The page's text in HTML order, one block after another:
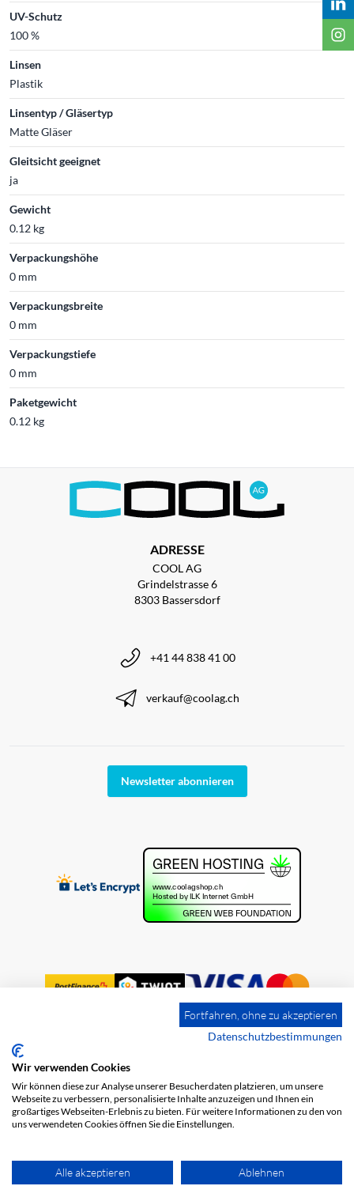
UV-Schutz
100 %
Linsen
Plastik
Linsentyp / Gläsertyp
Matte Gläser
Gleitsicht geeignet
ja
Gewicht
0.12 kg
Verpackungshöhe
0 mm
Verpackungsbreite
0 mm
Verpackungstiefe
0 mm
Paketgewicht
0.12 kg
ADRESSE
COOL AG
Grindelstrasse 6
8303 Bassersdorf
+41 44 838 41 00
verkauf@coolag.ch
Newsletter abonnieren
Impressum
Datenschutz
Fortfahren, ohne zu akzeptieren
Datenschutzbestimmungen
Wir verwenden Cookies
Wir können diese zur Analyse unserer Besucherdaten platzieren, um unsere
Webseite zu verbessern, personalisierte Inhalte anzuzeigen und Ihnen ein
großartiges Webseiten-Erlebnis zu bieten. Für weitere Informationen zu den von
uns verwendeten Cookies öffnen Sie die Einstellungen.
Alle akzeptieren Ablehnen